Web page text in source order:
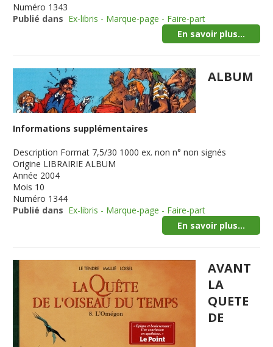
Numéro 1343
Publié dans Ex-libris - Marque-page - Faire-part
En savoir plus...
ALBUM
Informations supplémentaires
Description Format 7,5/30 1000 ex. non n° non signés
Origine LIBRAIRIE ALBUM
Année 2004
Mois 10
Numéro 1344
Publié dans Ex-libris - Marque-page - Faire-part
En savoir plus...
AVANT
LA
QUETE
DE